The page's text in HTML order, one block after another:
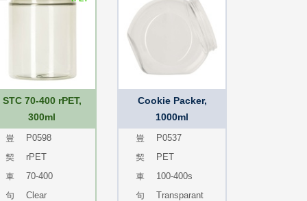
STC 70-400 rPET,
300ml
P0598
rPET
70-400
Clear
Cookie Packer,
1000ml
P0537
PET
100-400s
Transparant